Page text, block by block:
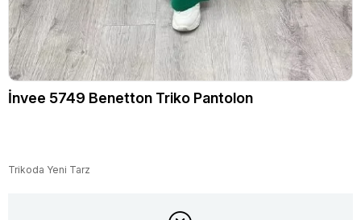
İnvee 5749 Benetton Triko Pantolon
Trikoda Yeni Tarz